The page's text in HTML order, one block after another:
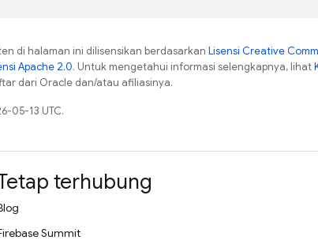
di halaman ini dilisensikan berdasarkan Lisensi Creative
Apache 2.0. Untuk mengetahui informasi selengkapnya, lihat
dari Oracle dan/atau afiliasinya.
05-13 UTC.
terhubung
Summit